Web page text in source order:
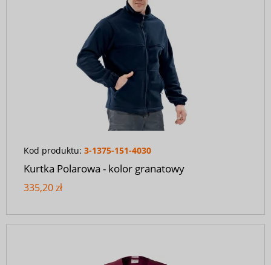
Kod produktu: 3-1375-151-4030
Kurtka Polarowa - kolor granatowy
335,20 zł